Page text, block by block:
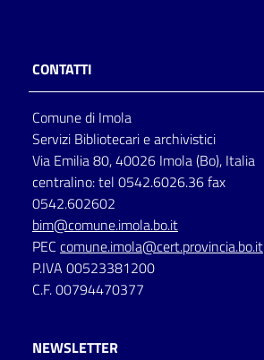
Seguici
su
CONTATTI
Comune di Imola
Servizi Bibliotecari e archivistici
Via Emilia 80, 40026 Imola (Bo), Italia
centralino: tel 0542.6026.36 fax
0542.602602
bim@comune.imola.bo.it
PEC comune.imola@cert.provincia.bo.it
P.IVA 00523381200
C.F. 00794470377
NEWSLETTER